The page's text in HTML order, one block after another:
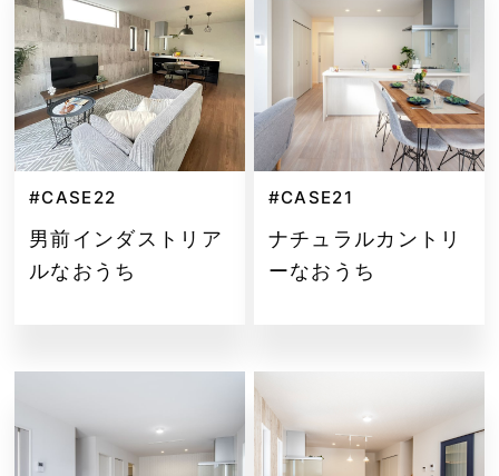
#CASE22
男前インダストリア
ルなおうち
#CASE21
ナチュラルカントリ
ーなおうち